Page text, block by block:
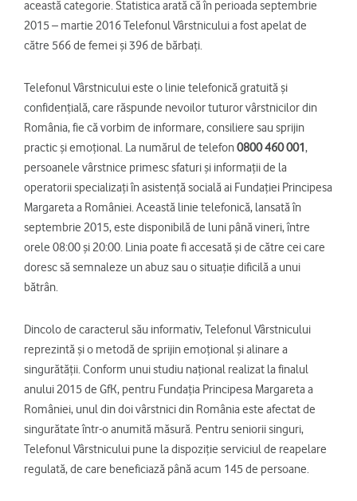
această categorie. Statistica arată că în perioada septembrie
2015 – martie 2016 Telefonul Vârstnicului a fost apelat de
către 566 de femei și 396 de bărbați.
Telefonul Vârstnicului este o linie telefonică gratuită și
confidențială, care răspunde nevoilor tuturor vârstnicilor din
România, fie că vorbim de informare, consiliere sau sprijin
practic și emoțional. La numărul de telefon0800 460 001 ,
persoanele vârstnice primesc sfaturi și informații de la
operatorii specializați în asistență socială ai Fundației Principesa
Margareta a României. Această linie telefonică, lansată în
septembrie 2015, este disponibilă de luni până vineri, între
orele 08:00 și 20:00. Linia poate fi accesată și de către cei care
doresc să semnaleze un abuz sau o situație dificilă a unui
bătrân.
Dincolo de caracterul său informativ, Telefonul Vârstnicului
reprezintă și o metodă de sprijin emoțional și alinare a
singurătății. Conform unui studiu național realizat la finalul
anului 2015 de GfK, pentru Fundația Principesa Margareta a
României, unul din doi vârstnici din România este afectat de
singurătate într-o anumită măsură. Pentru seniorii singuri,
Telefonul Vârstnicului pune la dispoziție serviciul de reapelare
regulată, de care beneficiază până acum 145 de persoane.